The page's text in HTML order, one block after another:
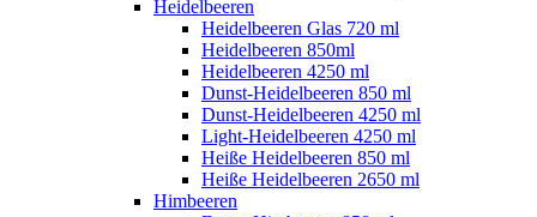
Heidelbeeren
Heidelbeeren Glas 720 ml
Heidelbeeren 850ml
Heidelbeeren 4250 ml
Dunst-Heidelbeeren 850 ml
Dunst-Heidelbeeren 4250 ml
Light-Heidelbeeren 4250 ml
Heiße Heidelbeeren 850 ml
Heiße Heidelbeeren 2650 ml
Himbeeren